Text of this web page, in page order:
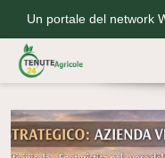
Un portale del network